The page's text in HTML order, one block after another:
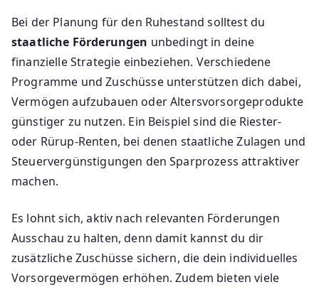
Bei der Planung für den Ruhestand solltest du
staatliche Förderungen unbedingt in deine
finanzielle Strategie einbeziehen. Verschiedene
Programme und Zuschüsse unterstützen dich dabei,
Vermögen aufzubauen oder Altersvorsorgeprodukte
günstiger zu nutzen. Ein Beispiel sind die Riester-
oder Rürup-Renten, bei denen staatliche Zulagen und
Steuervergünstigungen den Sparprozess attraktiver
machen.
Es lohnt sich, aktiv nach relevanten Förderungen
Ausschau zu halten, denn damit kannst du dir
zusätzliche Zuschüsse sichern, die dein individuelles
Vorsorgevermögen erhöhen. Zudem bieten viele